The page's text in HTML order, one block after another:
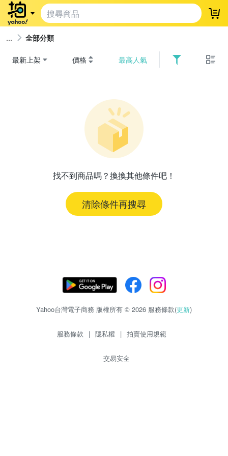
登
全部分類
最新上架 價格 最高人氣
找不到商品嗎？換換其他條件吧！
清除條件再搜尋
Yahoo台灣電子商務 版權所有 © 2026 服務條款(更新)
服務條款 | 隱私權 | 拍賣使用規範
交易安全